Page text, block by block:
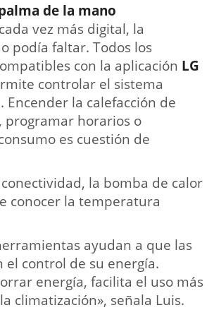
de la mano
vez más digital, la
podía faltar. Todos los
con la aplicación LG
controlar el sistema
Encender la calefacción de
programar horarios o
es cuestión de
la bomba de calor
conocer la temperatura
ayudan a que las
el control de su energía.
energía, facilita el uso más
climatización», señala Luis.